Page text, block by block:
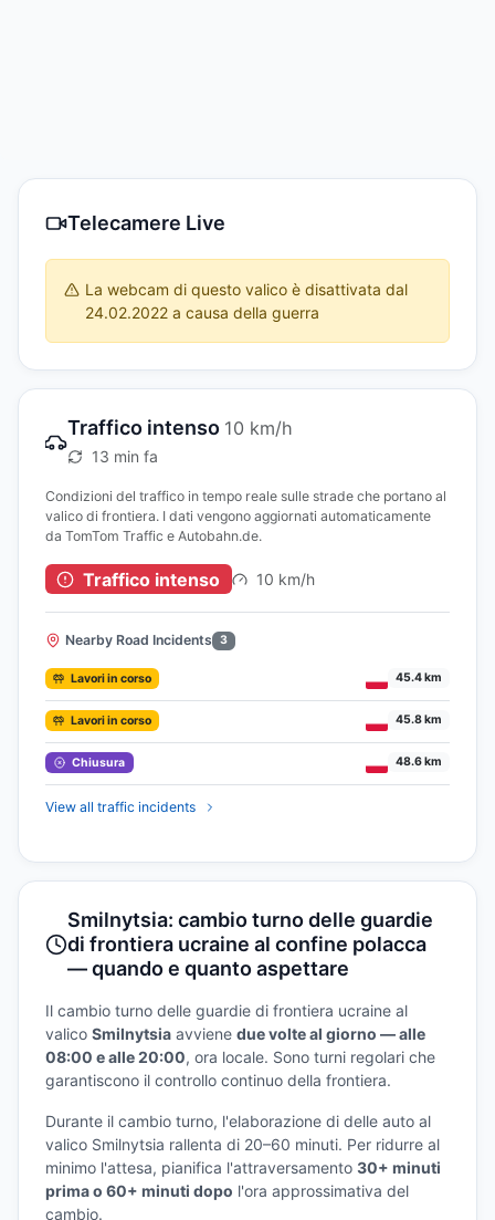
Telecamere Live
La webcam di questo valico è disattivata dal
24.02.2022 a causa della guerra
Traffico intenso 10 km/h
13 min fa
Condizioni del traffico in tempo reale sulle strade che portano al
valico di frontiera. I dati vengono aggiornati automaticamente
da TomTom Traffic e Autobahn.de.
Traffico intenso 10 km/h
Nearby Road Incidents 3
Lavori in corso 45.4 km
Lavori in corso 45.8 km
Chiusura 48.6 km
View all traffic incidents
Smilnytsia: cambio turno delle guardie
di frontiera ucraine al confine polacca
— quando e quanto aspettare
Il cambio turno delle guardie di frontiera ucraine al
valico Smilnytsia avviene due volte al giorno — alle
08:00 e alle 20:00, ora locale. Sono turni regolari che
garantiscono il controllo continuo della frontiera.
Durante il cambio turno, l'elaborazione di delle auto al
valico Smilnytsia rallenta di 20–60 minuti. Per ridurre al
minimo l'attesa, pianifica l'attraversamento 30+ minuti
prima o 60+ minuti dopo l'ora approssimativa del
cambio.